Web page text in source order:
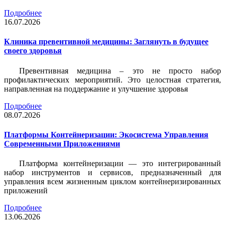
Подробнее
16.07.2026
Клиника превентивной медицины: Заглянуть в будущее
своего здоровья
Превентивная медицина – это не просто набор
профилактических мероприятий. Это целостная стратегия,
направленная на поддержание и улучшение здоровья
Подробнее
08.07.2026
Платформы Контейнеризации: Экосистема Управления
Современными Приложениями
Платформа контейнеризации — это интегрированный
набор инструментов и сервисов, предназначенный для
управления всем жизненным циклом контейнеризированных
приложений
Подробнее
13.06.2026